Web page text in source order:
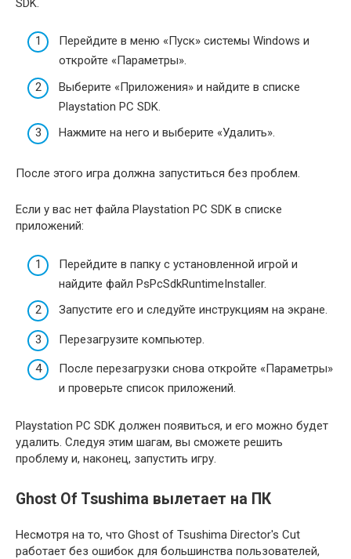
SDK.
Перейдите в меню «Пуск» системы Windows и
откройте «Параметры».
Выберите «Приложения» и найдите в списке
Playstation PC SDK.
Нажмите на него и выберите «Удалить».
После этого игра должна запуститься без проблем.
Если у вас нет файла Playstation PC SDK в списке
приложений:
Перейдите в папку с установленной игрой и
найдите файл PsPcSdkRuntimeInstaller.
Запустите его и следуйте инструкциям на экране.
Перезагрузите компьютер.
После перезагрузки снова откройте «Параметры»
и проверьте список приложений.
Playstation PC SDK должен появиться, и его можно будет
удалить. Следуя этим шагам, вы сможете решить
проблему и, наконец, запустить игру.
Ghost Of Tsushima вылетает на ПК
Несмотря на то, что Ghost of Tsushima Director's Cut
работает без ошибок для большинства пользователей,